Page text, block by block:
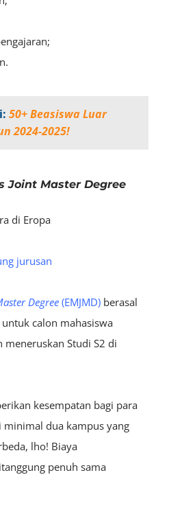
50+ Beasiswa Luar
2024-2025!
Joint Master Degree
di Eropa
jurusan
Degree (EMJMD) berasal
calon mahasiswa
Studi S2 di
kesempatan bagi para
dua kampus yang
lho! Biaya
penuh sama